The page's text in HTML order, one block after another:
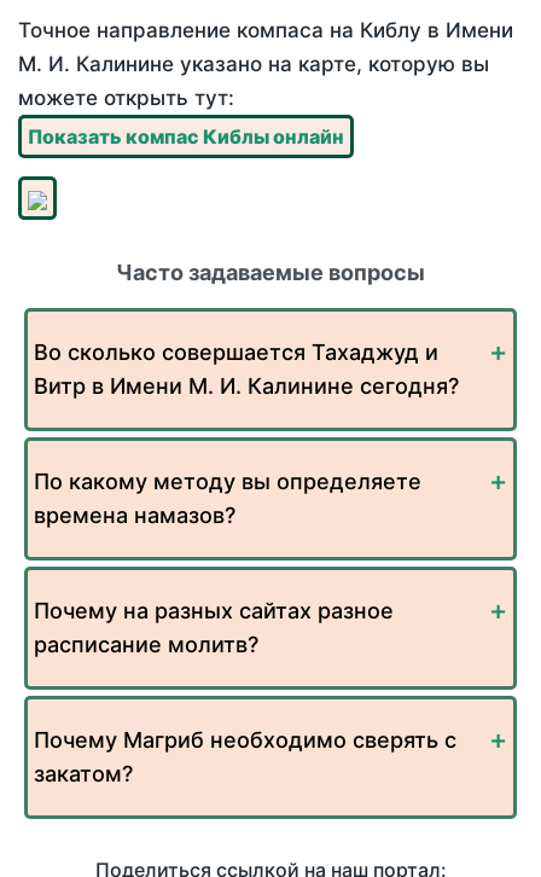
Точное направление компаса на Киблу в Имени
М. И. Калинине указано на карте, которую вы
можете открыть тут:
Показать компас Киблы онлайн
Часто задаваемые вопросы
Во сколько совершается Тахаджуд и
Витр в Имени М. И. Калинине сегодня?
По какому методу вы определяете
времена намазов?
Почему на разных сайтах разное
расписание молитв?
Почему Магриб необходимо сверять с
закатом?
Поделиться ссылкой на наш портал: